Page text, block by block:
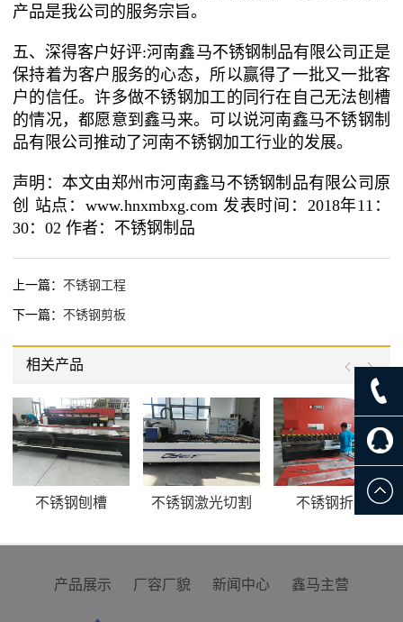
产品是我公司的服务宗旨。
五、深得客户好评:河南鑫马不锈钢制品有限公司正是
保持着为客户服务的心态，所以赢得了一批又一批客
户的信任。许多做不锈钢加工的同行在自己无法刨槽
的情况，都愿意到鑫马来。可以说河南鑫马不锈钢制
品有限公司推动了河南不锈钢加工行业的发展。
声明：本文由郑州市河南鑫马不锈钢制品有限公司原
创 站点：www.hnxmbxg.com 发表时间：2018年11：
30：02 作者：不锈钢制品
上一篇： 不锈钢工程
下一篇： 不锈钢剪板
相关产品
不锈钢刨槽 不锈钢激光切割 不锈钢折弯
产品展示 厂容厂貌 新闻中心 鑫马主营